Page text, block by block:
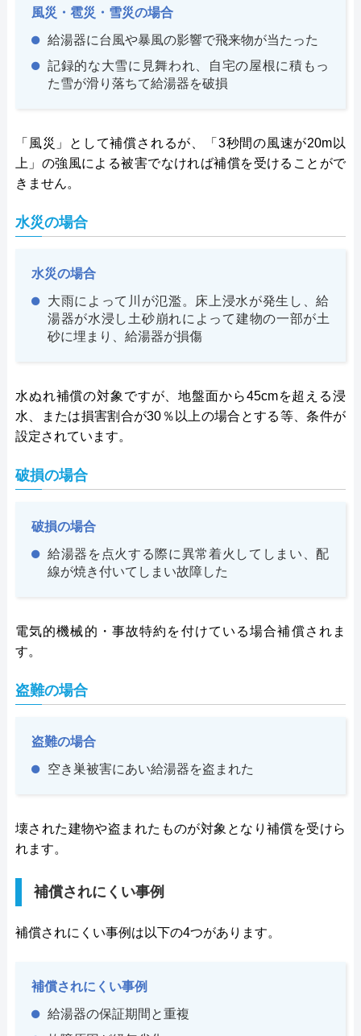
風災・雹災・雪災の場合
給湯器に台風や暴風の影響で飛来物が当たった
記録的な大雪に見舞われ、自宅の屋根に積もっ
た雪が滑り落ちて給湯器を破損
「風災」として補償されるが、「3秒間の風速が20m以
上」の強風による被害でなければ補償を受けることがで
きません。
水災の場合
水災の場合
大雨によって川が氾濫。床上浸水が発生し、給
湯器が水浸し土砂崩れによって建物の一部が土
砂に埋まり、給湯器が損傷
水ぬれ補償の対象ですが、地盤面から45cmを超える浸
水、または損害割合が30％以上の場合とする等、条件が
設定されています。
破損の場合
破損の場合
給湯器を点火する際に異常着火してしまい、配
線が焼き付いてしまい故障した
電気的機械的・事故特約を付けている場合補償されま
す。
盗難の場合
盗難の場合
空き巣被害にあい給湯器を盗まれた
壊された建物や盗まれたものが対象となり補償を受けら
れます。
補償されにくい事例
補償されにくい事例は以下の4つがあります。
補償されにくい事例
給湯器の保証期間と重複